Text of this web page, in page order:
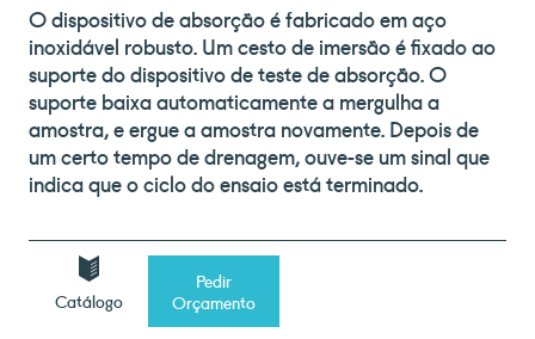
O dispositivo de absorção é fabricado em aço
inoxidável robusto. Um cesto de imersão é fixado ao
suporte do dispositivo de teste de absorção. O
suporte baixa automaticamente a mergulha a
amostra, e ergue a amostra novamente. Depois de
um certo tempo de drenagem, ouve-se um sinal que
indica que o ciclo do ensaio está terminado.
Catálogo
Pedir
Orçamento